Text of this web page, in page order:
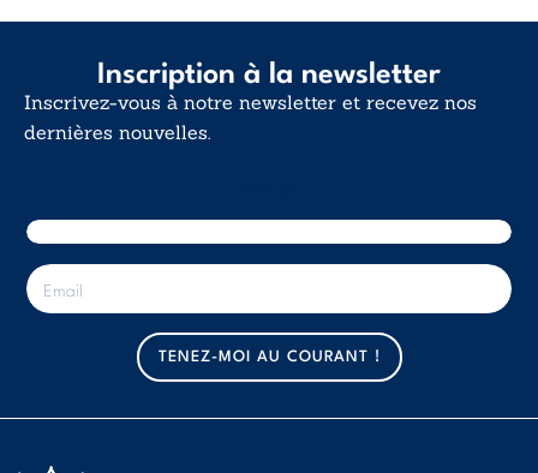
Inscription à la newsletter
Inscrivez-vous à notre newsletter et recevez nos
dernières nouvelles.
E
-
m
TENEZ-MOI AU COURANT !